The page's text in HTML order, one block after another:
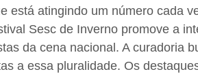
está atingindo um número cada
Sesc de Inverno promove a
da cena nacional. A curadoria
a essa pluralidade. Os